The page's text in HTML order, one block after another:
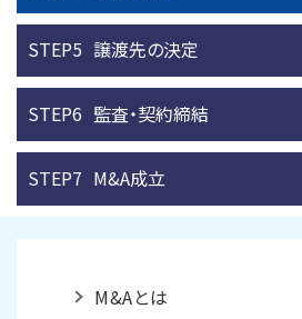
STEP5 譲渡先の決定
STEP6 監査・契約締結
STEP7 M&A成立
M&Aとは